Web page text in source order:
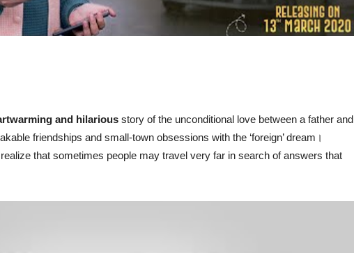
and hilarious story of the unconditional love between a father and
friendships and small-town obsessions with the ‘foreign’ dream।
that sometimes people may travel very far in search of answers that